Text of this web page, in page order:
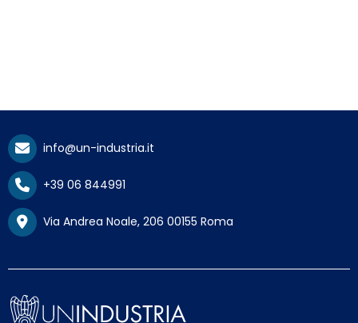
info@un-industria.it
+39 06 844991
Via Andrea Noale, 206 00155 Roma